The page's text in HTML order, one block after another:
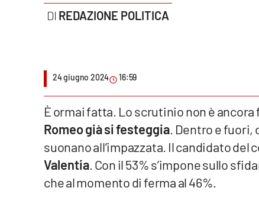
Leggendo Alvaro insieme
Streaming
REDAZIONE POLITICA
24 giugno 2024 16:59
È ormai fatta. Lo scrutinio non è
Romeo già si festeggia . Dentro e
suonano all’impazzata. Il candidato del
Valentia . Con il 53% s’impone sullo
che al momento di ferma al 46%.